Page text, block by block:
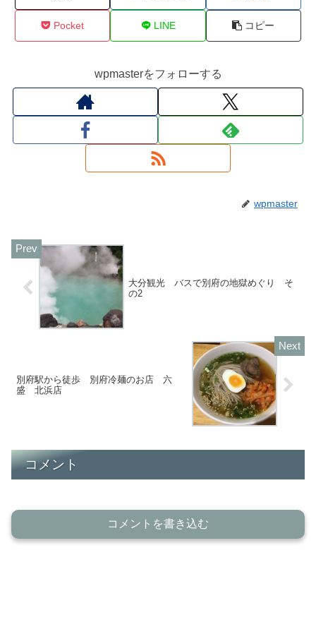
Pocket LINE コピー
wpmasterをフォローする
wpmaster
大分観光 バスで別府の地獄めぐり そ
の2
別府駅から徒歩 別府冷麺のお店 六
盛 北浜店
コメント
コメントを書き込む